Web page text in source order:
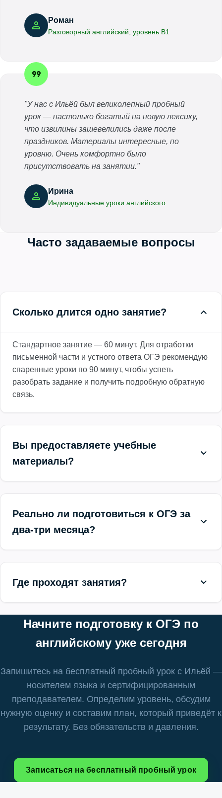
Роман
Разговорный английский, уровень B1
"У нас с Ильёй был великолепный пробный
урок — настолько богатый на новую лексику,
что извилины зашевелились даже после
праздников. Материалы интересные, по
уровню. Очень комфортно было
присутствовать на занятии."
Ирина
Индивидуальные уроки английского
Часто задаваемые вопросы
Сколько длится одно занятие?
Стандартное занятие — 60 минут. Для отработки
письменной части и устного ответа ОГЭ рекомендую
спаренные уроки по 90 минут, чтобы успеть
разобрать задание и получить подробную обратную
связь.
Вы предоставляете учебные
материалы?
Реально ли подготовиться к ОГЭ за
два-три месяца?
Где проходят занятия?
Начните подготовку к ОГЭ по
английскому уже сегодня
Запишитесь на бесплатный пробный урок с Ильёй —
носителем языка и сертифицированным
преподавателем. Определим уровень, обсудим
нужную оценку и составим план, который приведёт к
результату. Без обязательств и давления.
Записаться на бесплатный пробный урок